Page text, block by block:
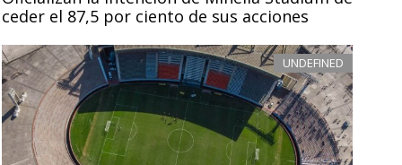
ceder el 87,5 por ciento de sus acciones
UNDEFINED